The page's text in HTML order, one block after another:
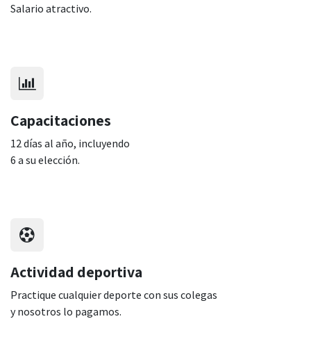
Salario atractivo.
Capacitaciones
12 días al año, incluyendo
6 a su elección.
Actividad deportiva
Practique cualquier deporte con sus colegas
y nosotros lo pagamos.